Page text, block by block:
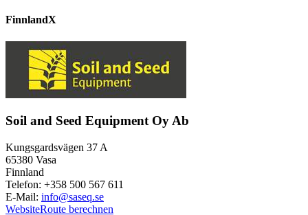
FinnlandX
Soil and Seed Equipment Oy Ab
Kungsgardsvägen 37 A
65380 Vasa
Finnland
Telefon: +358 500 567 611
E-Mail: info@saseq.se
WebsiteRoute berechnen